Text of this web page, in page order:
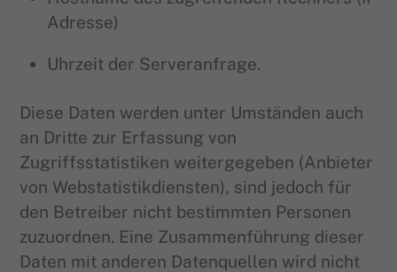
Adresse)
Uhrzeit der Serveranfrage.
Diese Daten werden unter Umständen auch
an Dritte zur Erfassung von
Zugriffsstatistiken weitergegeben (Anbieter
von Webstatistikdiensten), sind jedoch für
den Betreiber nicht bestimmten Personen
zuzuordnen. Eine Zusammenführung dieser
Daten mit anderen Datenquellen wird nicht